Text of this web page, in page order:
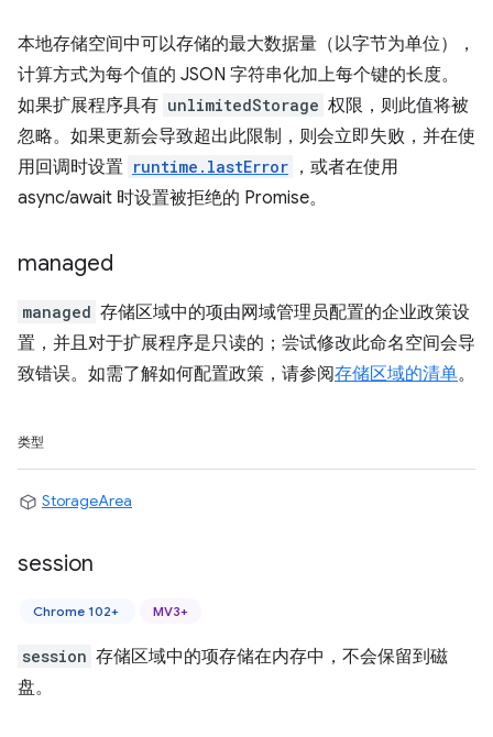
本地存储空间中可以存储的最大数据量（以字节为单位），
计算方式为每个值的 JSON 字符串化加上每个键的长度。
如果扩展程序具有 unlimitedStorage 权限，则此值将被
忽略。如果更新会导致超出此限制，则会立即失败，并在使
用回调时设置 runtime.lastError ，或者在使用
async/await 时设置被拒绝的 Promise。
managed
managed 存储区域中的项由网域管理员配置的企业政策设
置，并且对于扩展程序是只读的；尝试修改此命名空间会导
致错误。如需了解如何配置政策，请参阅存储区域的清单。
类型
StorageArea
session
Chrome 102+ MV3+
session 存储区域中的项存储在内存中，不会保留到磁
盘。